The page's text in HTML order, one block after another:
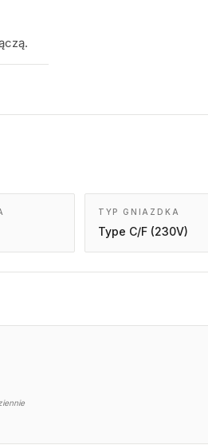
TYP GNIAZDKA
Type C/F (230V)